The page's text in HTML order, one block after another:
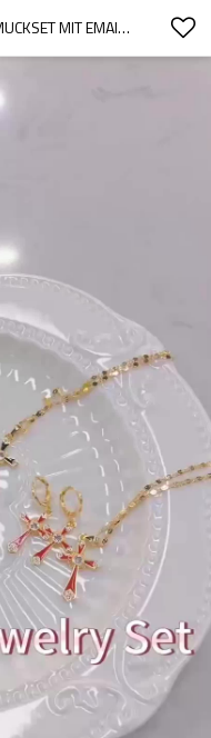
KLASSISCHES, ELEGANTES SCHMUCKSET MIT EMAILLE-KREUZ UND MEHRFARBIGEN ZIRKONIA | HALSKETTE UND OHRRINGE, 18 KARAT VERGOLDET | DAMENSCHMUCK